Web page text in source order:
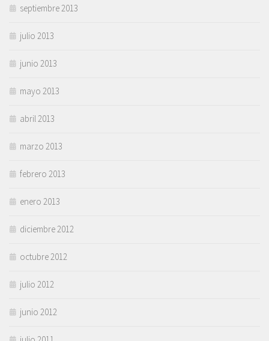
septiembre 2013
julio 2013
junio 2013
mayo 2013
abril 2013
marzo 2013
febrero 2013
enero 2013
diciembre 2012
octubre 2012
julio 2012
junio 2012